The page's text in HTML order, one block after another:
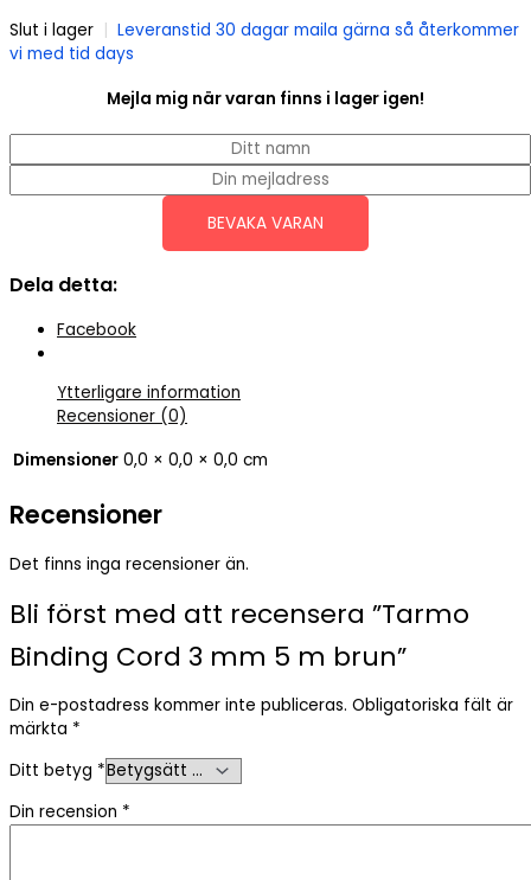
Slut i lager | Leveranstid 30 dagar maila gärna så återkommer
vi med tid days
Mejla mig när varan finns i lager igen!
BEVAKA VARAN
Dela detta:
Facebook
Ytterligare information
Recensioner (0)
Dimensioner 0,0 × 0,0 × 0,0 cm
Recensioner
Det finns inga recensioner än.
Bli först med att recensera ”Tarmo
Binding Cord 3 mm 5 m brun”
Din e-postadress kommer inte publiceras. Obligatoriska fält är
märkta *
Ditt betyg *
Din recension *